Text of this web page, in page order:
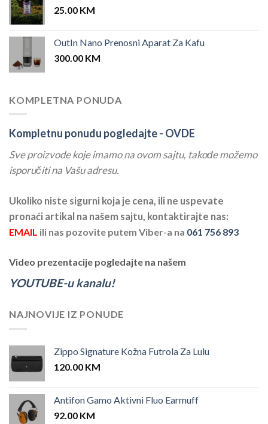
25.00 KM
OutIn Nano Prenosni Aparat Za Kafu
300.00 KM
KOMPLETNA PONUDA
Kompletnu ponudu pogledajte - OVDE
Sve proizvode koje imamo na ovom sajtu, takođe možemo
isporučiti na Vašu adresu.
Ukoliko niste sigurni koja je cena, ili ne uspevate
pronaći artikal na našem sajtu, kontaktirajte nas:
EMAIL ili nas pozovite putem Viber-a na 061 756 893
Video prezentacije pogledajte na našem
YOUTUBE-u kanalu!
NAJNOVIJE IZ PONUDE
Zippo Signature Kožna Futrola Za Lulu
120.00 KM
Antifon Gamo Aktivni Fluo Earmuff
92.00 KM